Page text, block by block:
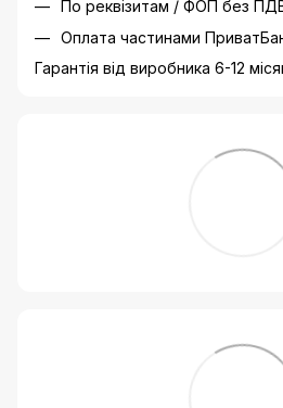
По реквізитам / ФОП без
Оплата частинами
Гарантія від виробника 6-12